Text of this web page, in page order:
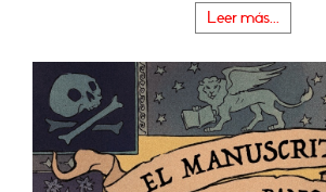
Leer más...